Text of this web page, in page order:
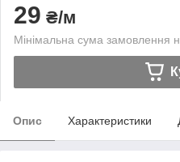
29 ₴/м
Мінімальна сума замовлення
Опис Характеристики